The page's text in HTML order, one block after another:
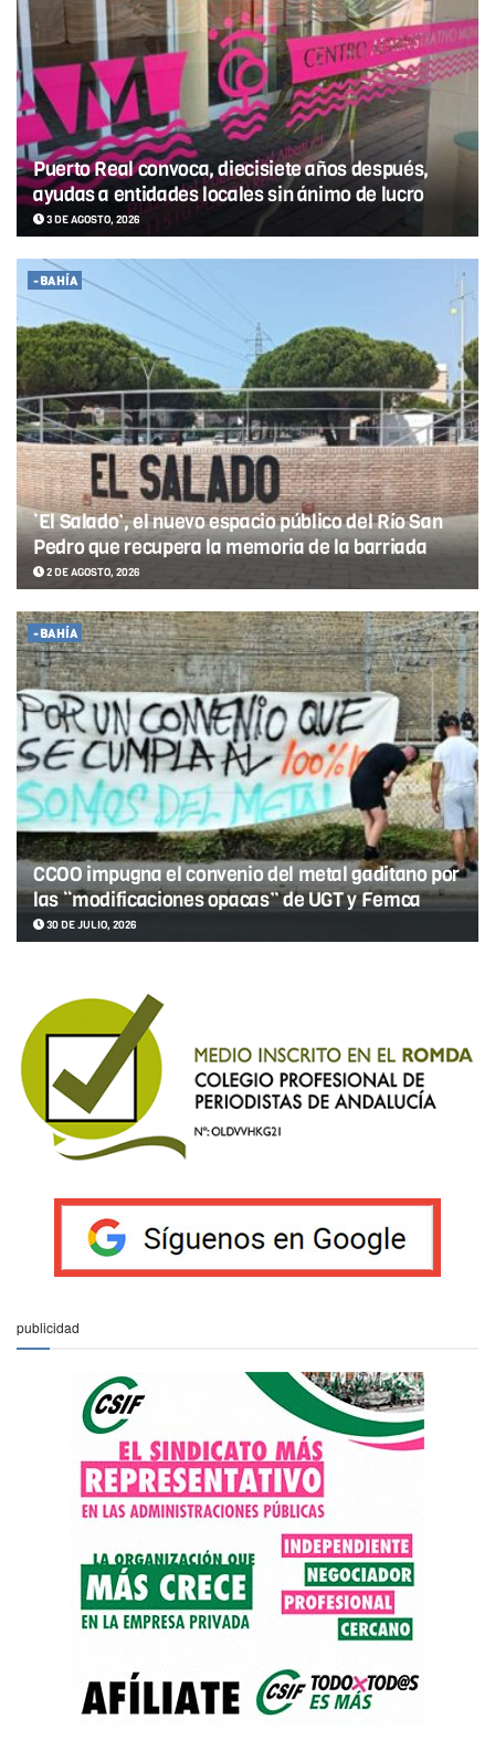
Puerto Real convoca, diecisiete años después,
ayudas a entidades locales sin ánimo de lucro
3 DE AGOSTO, 2026
-BAHÍA
‘El Salado’, el nuevo espacio público del Río San
Pedro que recupera la memoria de la barriada
2 DE AGOSTO, 2026
-BAHÍA
CCOO impugna el convenio del metal gaditano por
las “modificaciones opacas” de UGT y Femca
30 DE JULIO, 2026
publicidad